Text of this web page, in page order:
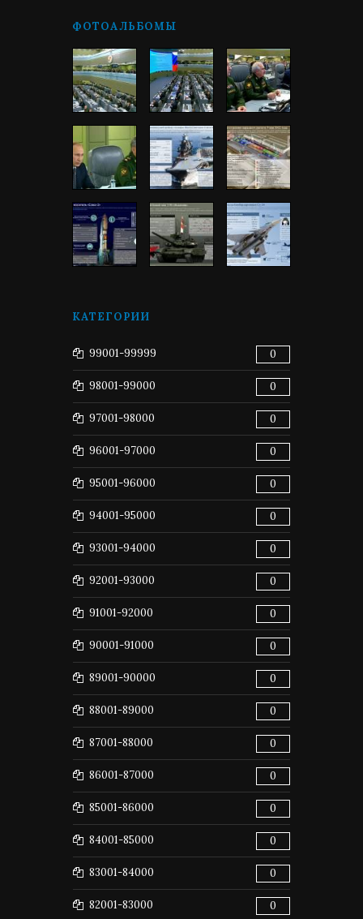
ФОТОАЛЬБОМЫ
КАТЕГОРИИ
99001-99999 0
98001-99000 0
97001-98000 0
96001-97000 0
95001-96000 0
94001-95000 0
93001-94000 0
92001-93000 0
91001-92000 0
90001-91000 0
89001-90000 0
88001-89000 0
87001-88000 0
86001-87000 0
85001-86000 0
84001-85000 0
83001-84000 0
82001-83000 0